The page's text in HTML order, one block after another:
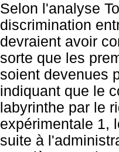
Selon l'analyse
discrimination
devraient avoir
sorte que les
soient devenues
indiquant que le
labyrinthe par le
expérimentale 1,
suite à